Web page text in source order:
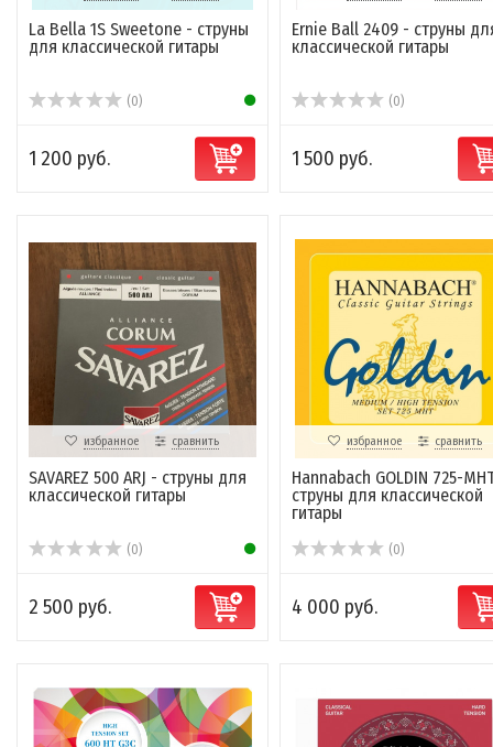
La Bella 1S Sweetone - струны
для классической гитары
(0)
1 200 руб.
Ernie Ball 2409 - струны
классической гитары
(0)
1 500 руб.
избранное сравнить
SAVAREZ 500 ARJ - струны для
классической гитары
(0)
2 500 руб.
избранное сравнить
Hannabach GOLDIN 725-
струны для классической
гитары
(0)
4 000 руб.